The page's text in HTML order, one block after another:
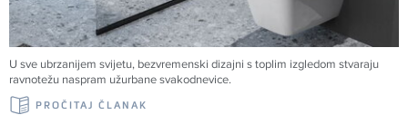
U sve ubrzanijem svijetu, bezvremenski dizajni s toplim izgledom stvaraju
ravnotežu naspram užurbane svakodnevice.
PROČITAJ ČLANAK